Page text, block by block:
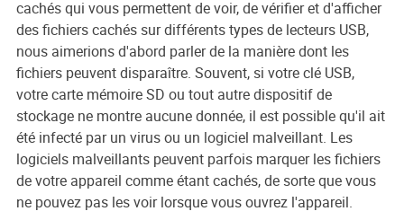
cachés qui vous permettent de voir, de vérifier et d'afficher
des fichiers cachés sur différents types de lecteurs USB,
nous aimerions d'abord parler de la manière dont les
fichiers peuvent disparaître. Souvent, si votre clé USB,
votre carte mémoire SD ou tout autre dispositif de
stockage ne montre aucune donnée, il est possible qu'il ait
été infecté par un virus ou un logiciel malveillant. Les
logiciels malveillants peuvent parfois marquer les fichiers
de votre appareil comme étant cachés, de sorte que vous
ne pouvez pas les voir lorsque vous ouvrez l'appareil.